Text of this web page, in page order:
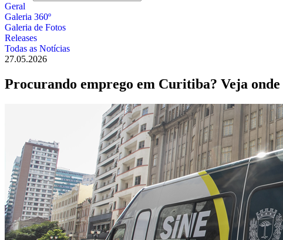
Geral
Galeria 360º
Galeria de Fotos
Releases
Todas as Notícias
27.05.2026
Procurando emprego em Curitiba? Veja